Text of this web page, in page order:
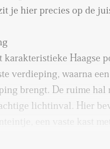
je hier precies op de
karakteristieke Haagse
verdieping, waarna
brengt. De ruime
lichtinval. Hier
een vaste kast